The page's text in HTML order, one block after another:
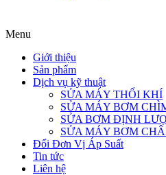
Menu
Giới thiệu
Sản phẩm
Dịch vụ kỹ thuật
SỬA MÁY THỔI KHÍ
SỬA MÁY BƠM
SỬA BƠM ĐỊNH
SỬA MÁY BƠM
Đổi Đơn Vị Áp Suất
Tin tức
Liên hệ